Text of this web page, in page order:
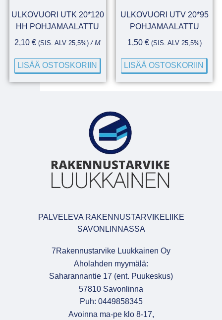
ULKOVUORI UTK 20*120
HH POHJAMAALATTU
2,10€ (SIS. ALV 25,5%) / M
LISÄÄ OSTOSKORIIN
ULKOVUORI UTV 20*95
POHJAMAALATTU
1,50 € (SIS. ALV 25,5%)
LISÄÄ OSTOSKORIIN
PALVELEVA RAKENNUSTARVIKELIIKE
SAVONLINNASSA
7Rakennustarvike Luukkainen Oy
Aholahden myymälä:
Saharannantie 17 (ent. Puukeskus)
57810 Savonlinna
Puh: 0449858345
Avoinna ma-pe klo 8-17,